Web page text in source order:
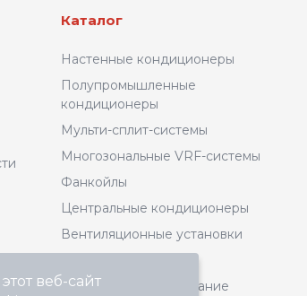
Каталог
Настенные кондиционеры
Полупромышленные
кондиционеры
Мульти-сплит-системы
Многозональные VRF-системы
Фанкойлы
Центральные кондиционеры
Вентиляционные установки
Котельное оборудование
веб-сайт